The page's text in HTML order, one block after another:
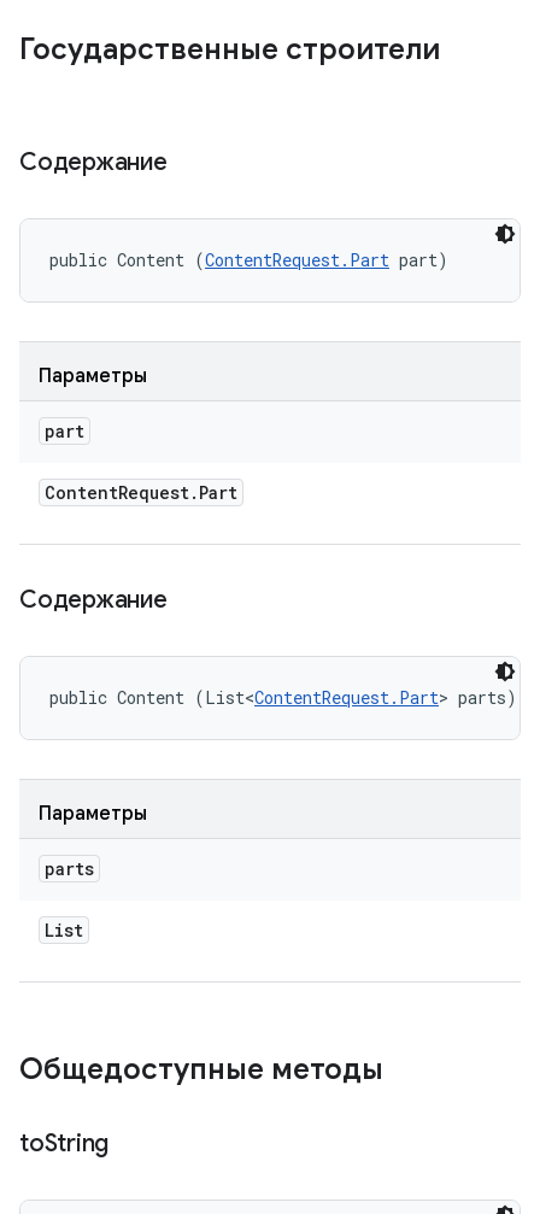
Государственные строители
Содержание
public Content (ContentRequest.Part part)
Параметры
part
ContentRequest. Part
Содержание
public Content (List<ContentRequest.Part> parts)
Параметры
parts
List
Общедоступные методы
toString